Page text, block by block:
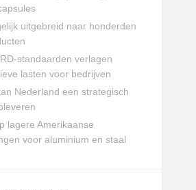
uitgebreid naar honderden
standaarden verlagen
lasten voor bedrijven
Nederland een strategisch
lagere Amerikaanse
voor aluminium en staal